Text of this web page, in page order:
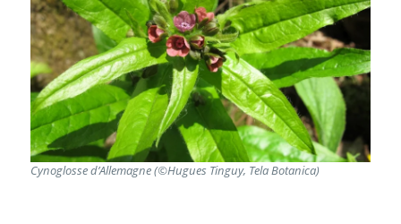
Cynoglosse d’Allemagne (©Hugues Tinguy, Tela Botanica)